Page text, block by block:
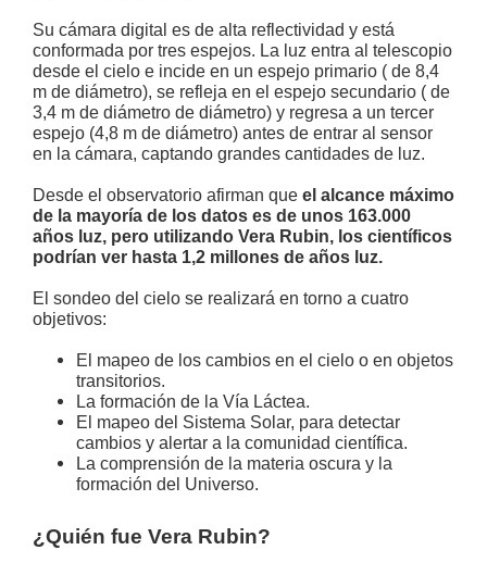
Su cámara digital es de alta reflectividad y está
conformada por tres espejos. La luz entra al telescopio
desde el cielo e incide en un espejo primario ( de 8,4
m de diámetro), se refleja en el espejo secundario ( de
3,4 m de diámetro de diámetro) y regresa a un tercer
espejo (4,8 m de diámetro) antes de entrar al sensor
en la cámara, captando grandes cantidades de luz.
Desde el observatorio afirman que el alcance máximo
de la mayoría de los datos es de unos 163.000
años luz, pero utilizando Vera Rubin, los científicos
podrían ver hasta 1,2 millones de años luz.
El sondeo del cielo se realizará en torno a cuatro
objetivos:
El mapeo de los cambios en el cielo o en objetos
transitorios.
La formación de la Vía Láctea.
El mapeo del Sistema Solar, para detectar
cambios y alertar a la comunidad científica.
La comprensión de la materia oscura y la
formación del Universo.
¿Quién fue Vera Rubin?